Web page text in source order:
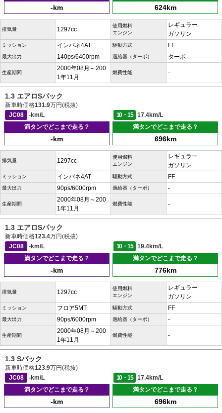
-km 624km
排気量 1297cc
使用燃料
エンジン
レギュラー
ガソリン
ミッション インパネ4AT 駆動方式 FF
最大出力 140ps/6400rpm 過給器（ターボ） ターボ
生産期間
2000年08月～200
1年11月
燃費性能 -
1.3 エアロSパック
新車時価格131.9万円(税抜)
JC08
-km/L 10・15
17.4km/L
満タンでどこまで走る？
-km
満タンでどこまで走る？
696km
排気量 1297cc
使用燃料
エンジン
レギュラー
ガソリン
ミッション インパネ4AT 駆動方式 FF
最大出力 90ps/6000rpm 過給器（ターボ） -
生産期間
2000年08月～200
1年11月
燃費性能 -
1.3 エアロSパック
新車時価格123.4万円(税抜)
JC08
-km/L 10・15
19.4km/L
満タンでどこまで走る？
-km
満タンでどこまで走る？
776km
排気量 1297cc
使用燃料
エンジン
レギュラー
ガソリン
ミッション フロア5MT 駆動方式 FF
最大出力 90ps/6000rpm 過給器（ターボ） -
生産期間
2000年08月～200
1年11月
燃費性能 -
1.3 Sパック
新車時価格123.9万円(税抜)
JC08
-km/L 10・15
17.4km/L
満タンでどこまで走る？
-km
満タンでどこまで走る？
696km